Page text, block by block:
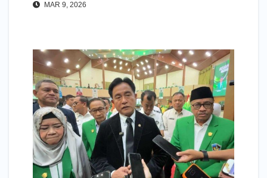
MAR 9, 2026